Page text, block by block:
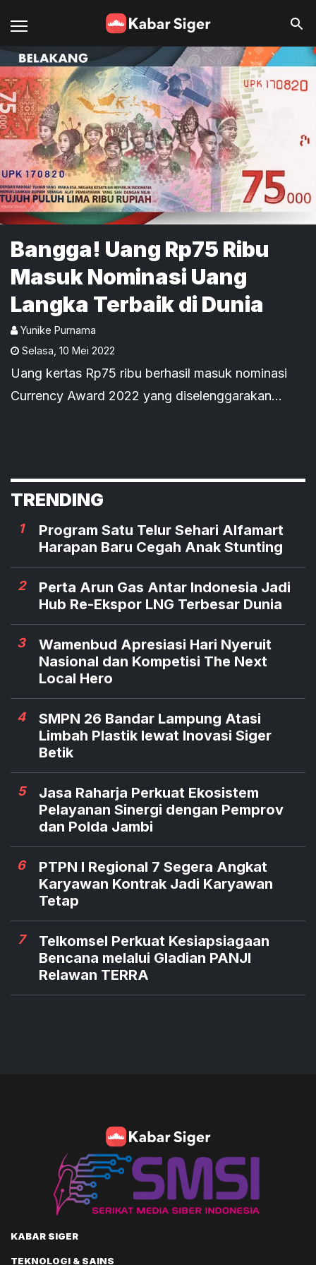
Bangga! Uang Rp75 Ribu
Masuk Nominasi Uang
Langka Terbaik di Dunia
Yunike Purnama
Selasa 10 Mei 2022
Uang kertas Rp75 ribu berhasil masuk nominasi
Currency Award 2022 yang diselenggarakan
TRENDING
1
Program Satu Telur Sehari Alfamart
Harapan Baru Cegah Anak Stunting
2
Perta Arun Gas Antar Indonesia Jadi
Hub Re-Ekspor LNG Terbesar Dunia
3
Wamenbud Apresiasi Hari Nyeruit
Nasional dan Kompetisi The Next
Local Hero
4
SMPN 26 Bandar Lampung Atasi
Limbah Plastik lewat Inovasi Siger
Betik
5
Jasa Raharja Perkuat Ekosistem
Pelayanan Sinergi dengan Pemprov
dan Polda Jambi
6
PTPN I Regional 7 Segera Angkat
Karyawan Kontrak Jadi Karyawan
Tetap
7
Telkomsel Perkuat Kesiapsiagaan
Bencana melalui Gladian PANJI
Relawan TERRA
KABAR SIGER
TEKNOLOGI & SAINS